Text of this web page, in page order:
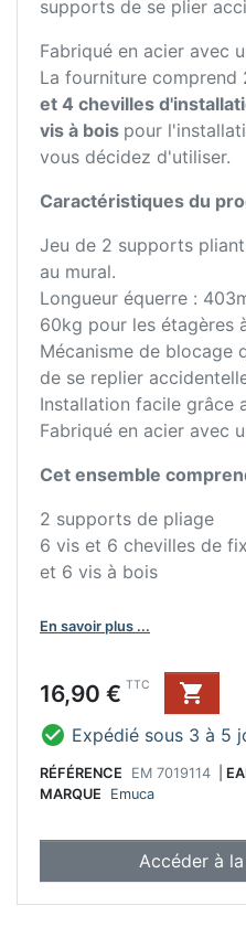
supports de se plier
Fabriqué en acier avec
La fourniture comprend
et 4 chevilles
vis à bois pour
vous décidez d'utiliser.
Caractéristiques du
Jeu de 2 supports
au mural.
Longueur équerre :
60kg pour les étagères
Mécanisme de blocage
de se replier
Installation facile grâce
Fabriqué en acier avec
Cet ensemble
2 supports de pliage
6 vis et 6 chevilles de
et 6 vis à bois
En savoir plus ...
Prix
16,90 € TTC

 Expédié sous 3 à 5
RÉFÉRENCE EM 7019114
MARQUE
Emuca
Accéder à